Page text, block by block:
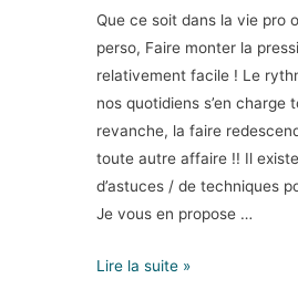
Que ce soit dans la vie pro
perso, Faire monter la
relativement facile ! Le
nos quotidiens s’en charge
revanche, la faire
toute autre affaire !! Il
d’astuces / de techniques
Je vous en propose …
Lire la suite »